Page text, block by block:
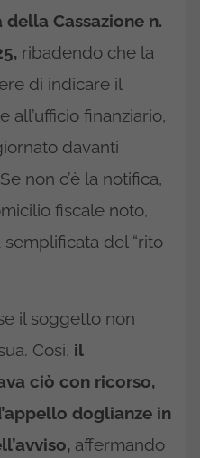
della Cassazione n.
ribadendo che la
di indicare il
finanziario,
davanti
non c’è la notifica,
fiscale noto,
del “rito
il soggetto non
Così, il
ciò con ricorso,
doglianze in
affermando